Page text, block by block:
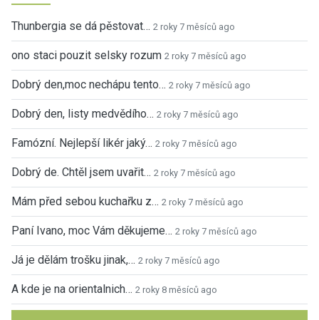
Thunbergia se dá pěstovat… 2 roky 7 měsíců ago
ono staci pouzit selsky rozum 2 roky 7 měsíců ago
Dobrý den,moc nechápu tento… 2 roky 7 měsíců ago
Dobrý den, listy medvědího… 2 roky 7 měsíců ago
Famózní. Nejlepší likér jaký… 2 roky 7 měsíců ago
Dobrý de. Chtěl jsem uvařit… 2 roky 7 měsíců ago
Mám před sebou kuchařku z… 2 roky 7 měsíců ago
Paní Ivano, moc Vám děkujeme… 2 roky 7 měsíců ago
Já je dělám trošku jinak,… 2 roky 7 měsíců ago
A kde je na orientalnich… 2 roky 8 měsíců ago